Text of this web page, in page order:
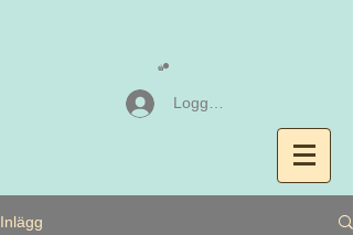
Logga in
Inlägg